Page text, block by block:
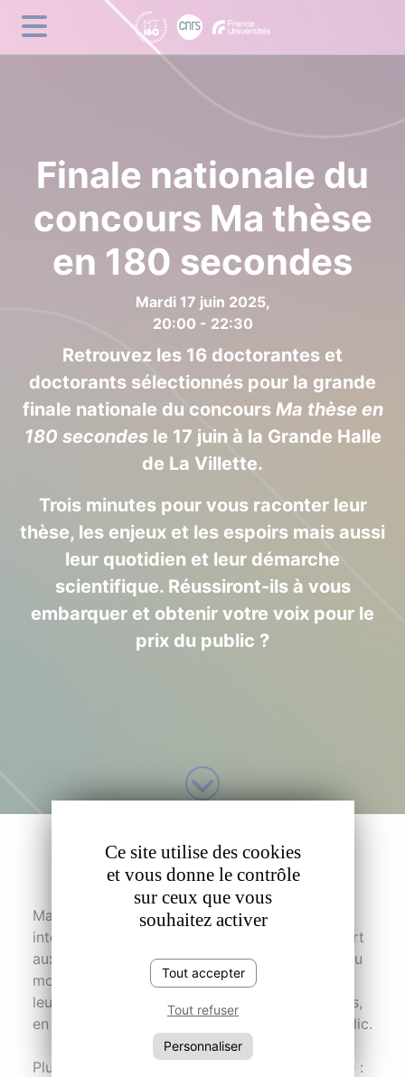
Finale nationale du
concours Ma thèse
en 180 secondes
Mardi 17 juin 2025,
20:00 - 22:30
Retrouvez les 16 doctorantes et
doctorants sélectionnés pour la grande
finale nationale du concours Ma thèse en
180 secondesle 17 juin à la Grande Halle
de La Villette.
Trois minutes pour vous raconter leur
thèse, les enjeux et les espoirs mais aussi
leur quotidien et leur démarche
scientifique. Réussiront-ils à vous
embarquer et obtenir votre voix pour le
prix du public ?
L'événement
Ma thèse en 180 secondes est un concours
international de vulgarisation scientifique ouvert
aux doctorants et doctorantes francophones du
monde entier. Les candidats doivent présenter
leur sujet de recherche, en seulement 3 minutes,
en français et en termes simples, au grand public.
Plusieurs prix seront attribués pendant la finale :
Panneau de gestion des cookies
Ce site utilise des cookies
et vous donne le contrôle
sur ceux que vous
souhaitez activer
Tout accepter
Tout refuser
Personnaliser